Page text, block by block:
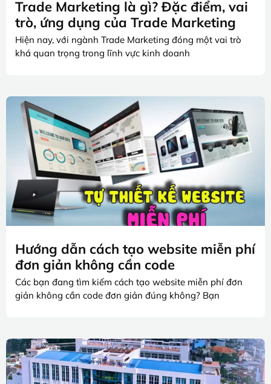
Trade Marketing là gì? Đặc điểm, vai
trò, ứng dụng của Trade Marketing
Hiện nay, với ngành Trade Marketing đóng một vai trò
khá quan trọng trong lĩnh vực kinh doanh
Hướng dẫn cách tạo website miễn phí
đơn giản không cần code
Các bạn đang tìm kiếm cách tạo website miễn phí đơn
giản không cần code đơn giản đúng không? Bạn